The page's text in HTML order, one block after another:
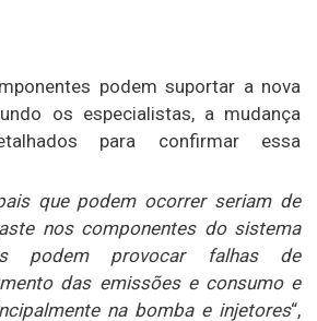
podem suportar a nova
os especialistas, a mudança
para confirmar essa
que podem ocorrer seriam de
nos componentes do sistema
podem provocar falhas de
das emissões e consumo e
na bomba e injetores“,